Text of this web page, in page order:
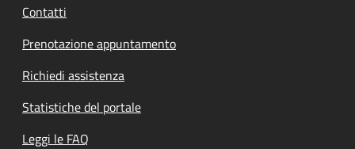
Contatti
Prenotazione appuntamento
Richiedi assistenza
Statistiche del portale
Leggi le FAQ